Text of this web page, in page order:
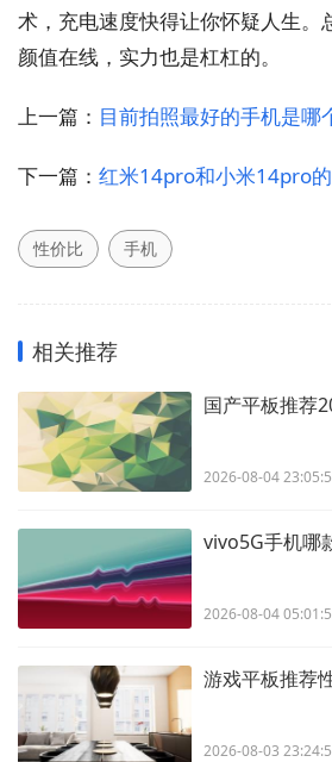
术，充电速度快得让你怀疑人生。
颜值在线，实力也是杠杠的。
上一篇： 目前拍照最好的手机是哪
下一篇： 红米14pro和小米14pro
性价比 手机
相关推荐
国产平板推荐
2026-08-04
vivo5G手机哪
2026-08-04
游戏平板推荐
2026-08-03